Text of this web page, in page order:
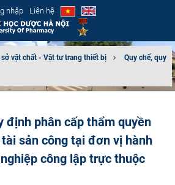
nhập Liên hệ
vật chất - Vật tư trang thiết bị
Quy chế, quy
định phân cấp thẩm quyền
sản công tại đơn vị hành
công lập trực thuộc